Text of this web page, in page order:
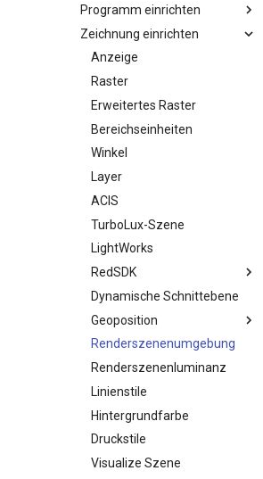
Programm einrichten
Zeichnung einrichten
Anzeige
Raster
Erweitertes Raster
Bereichseinheiten
Winkel
Layer
ACIS
TurboLux-Szene
LightWorks
RedSDK
Dynamische Schnittebene
Geoposition
Renderszenenumgebung
Renderszenenluminanz
Linienstile
Hintergrundfarbe
Druckstile
Visualize Szene